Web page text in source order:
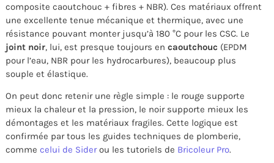
composite caoutchouc + fibres + NBR). Ces matériaux offrent
une excellente tenue mécanique et thermique, avec une
résistance pouvant monter jusqu’à 180 °C pour les CSC. Le
joint noir, lui, est presque toujours en caoutchouc (EPDM
pour l’eau, NBR pour les hydrocarbures), beaucoup plus
souple et élastique.
On peut donc retenir une règle simple : le rouge supporte
mieux la chaleur et la pression, le noir supporte mieux les
démontages et les matériaux fragiles. Cette logique est
confirmée par tous les guides techniques de plomberie,
comme celui de Siderou les tutoriels de Bricoleur Pro.